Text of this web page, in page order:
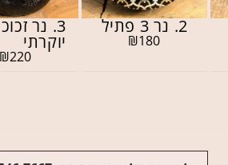
2. נר 3 פתיל
₪180
3. נר
יוקרתי
₪220